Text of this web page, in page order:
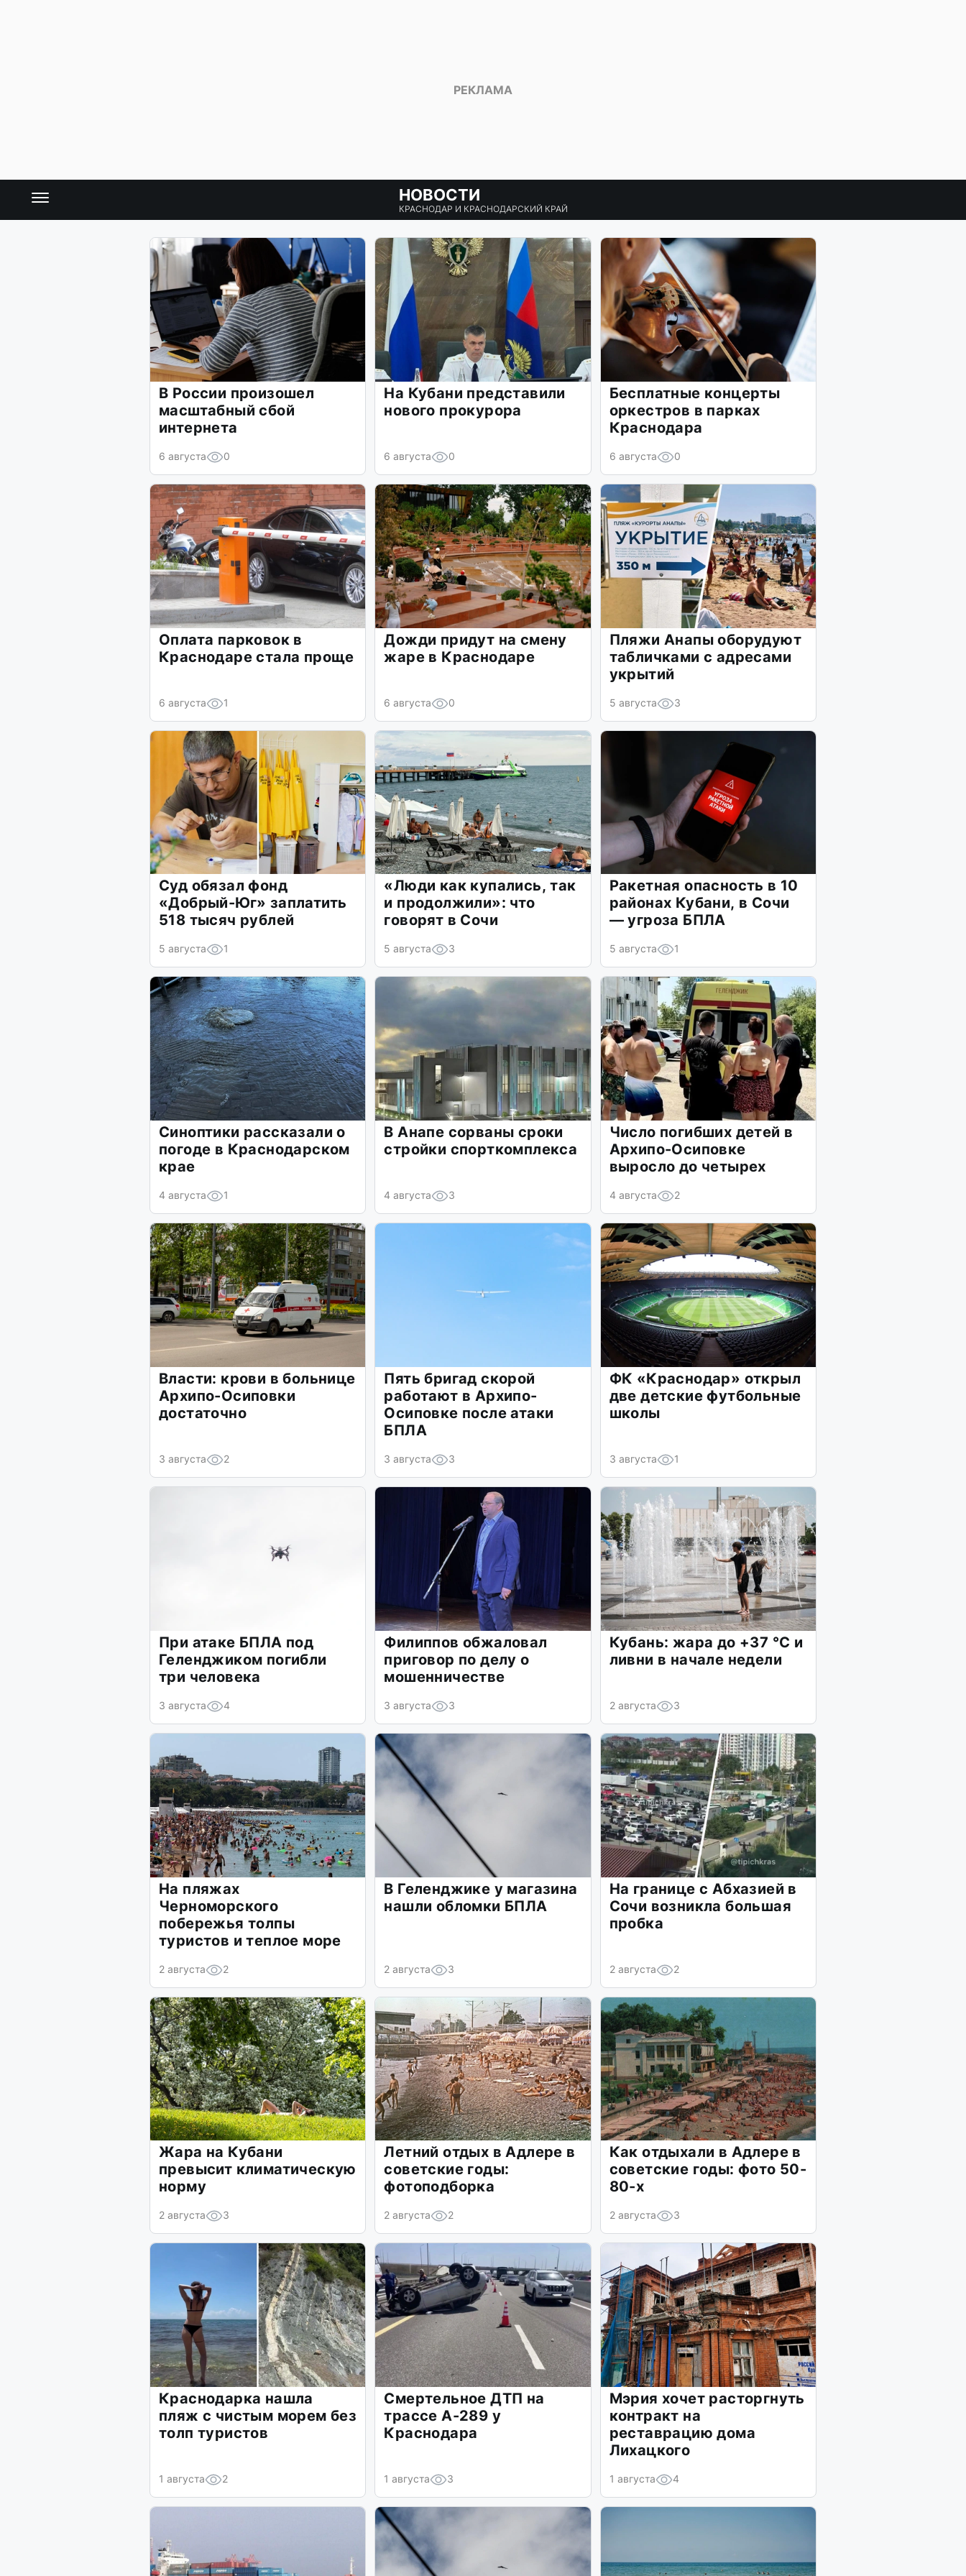
НОВОСТИ
КРАСНОДАР И КРАСНОДАРСКИЙ КРАЙ
В России произошел
масштабный сбой
интернета
6 августа 0
На Кубани представили
нового прокурора
6 августа 0
Бесплатные концерты
оркестров в парках
Краснодара
6 августа 0
Оплата парковок в
Краснодаре стала проще
6 августа 1
Дожди придут на смену
жаре в Краснодаре
6 августа 0
Пляжи Анапы оборудуют
табличками с адресами
укрытий
5 августа 3
Суд обязал фонд
«Добрый-Юг» заплатить
518 тысяч рублей
5 августа 1
«Люди как купались, так
и продолжили»: что
говорят в Сочи
5 августа 3
Ракетная опасность в 10
районах Кубани, в Сочи
— угроза БПЛА
5 августа 1
Синоптики рассказали о
погоде в Краснодарском
крае
4 августа 1
В Анапе сорваны сроки
стройки спорткомплекса
4 августа 3
Число погибших детей в
Архипо-Осиповке
выросло до четырех
4 августа 2
Власти: крови в больнице
Архипо-Осиповки
достаточно
3 августа 2
Пять бригад скорой
работают в Архипо-
Осиповке после атаки
БПЛА
3 августа 3
ФК «Краснодар» открыл
две детские футбольные
школы
3 августа 1
При атаке БПЛА под
Геленджиком погибли
три человека
3 августа 4
Филиппов обжаловал
приговор по делу о
мошенничестве
3 августа 3
Кубань: жара до +37 °C и
ливни в начале недели
2 августа 3
На пляжах
Черноморского
побережья толпы
туристов и теплое море
2 августа 2
В Геленджике у магазина
нашли обломки БПЛА
2 августа 3
На границе с Абхазией в
Сочи возникла большая
пробка
2 августа 2
Жара на Кубани
превысит климатическую
норму
2 августа 3
Летний отдых в Адлере в
советские годы:
фотоподборка
2 августа 2
Как отдыхали в Адлере в
советские годы: фото 50-
80-х
2 августа 3
Краснодарка нашла
пляж с чистым морем без
толп туристов
1 августа 2
Смертельное ДТП на
трассе А-289 у
Краснодара
1 августа 3
Мэрия хочет расторгнуть
контракт на
реставрацию дома
Лихацкого
1 августа 4